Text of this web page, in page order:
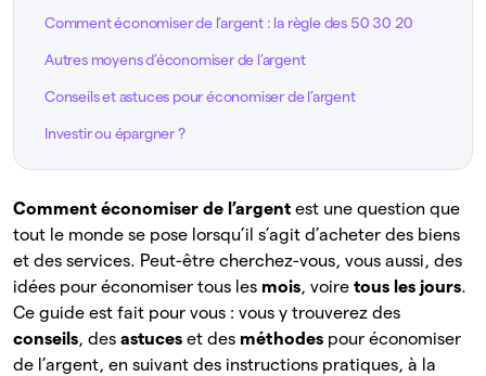
Comment économiser de l’argent : la règle des 50 30 20
Autres moyens d’économiser de l’argent
Conseils et astuces pour économiser de l’argent
Investir ou épargner ?
Comment économiser de l’argent est une question que
tout le monde se pose lorsqu’il s’agit d’acheter des biens
et des services. Peut-être cherchez-vous, vous aussi, des
idées pour économiser tous les mois, voire tous les jours.
Ce guide est fait pour vous : vous y trouverez des
conseils, des astuces et des méthodes pour économiser
de l’argent, en suivant des instructions pratiques, à la